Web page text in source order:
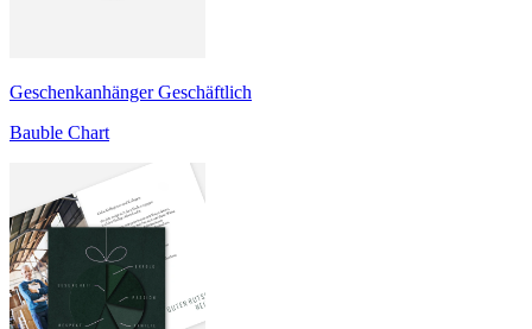
Geschenkanhänger Geschäftlich
Bauble Chart